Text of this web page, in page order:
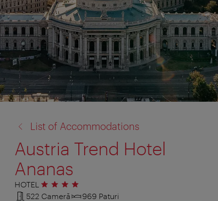
la:
List of Accommodations
Austria Trend Hotel
Ananas
HOTEL 4 stele
522 Cameră
969 Paturi